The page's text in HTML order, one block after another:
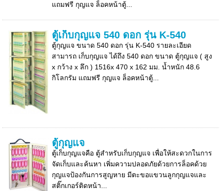
แถมฟรี กุญแจ ล็อคหน้าตู้...
ตู้เก็บกุญแจ 540 ดอก รุ่น K-540
ตู้กุญแจ ขนาด 540 ดอก รุ่น K-540 รายละเอียด
สามารถ เก็บกุญแจ ได้ถึง 540 ดอก ขนาด ตู้กุญแจ ( สูง
x กว้าง x ลึก ) 1516x 470 x 162 มม. น้ำหนัก 48.6
กิโลกรัม แถมฟรี กุญแจ ล็อคหน้าตู้...
ตู้กุญแจ
ตู้เก็บกุญแจคือ ตู้สำหรับเก็บกุญแจ เพื่อให้สะดวกในการ
จัดเก็บและค้นหา เพิ่มความปลอดภัยด้วยการล็อคด้วย
กุญแจป้องกันการสูญหาย มีตะขอแขวนลูกกุญแจและ
สติ๊กเกอร์ติดหน้า...